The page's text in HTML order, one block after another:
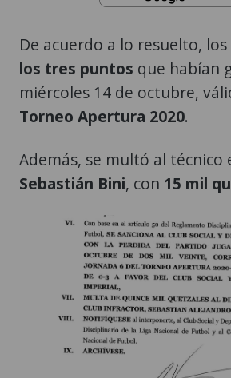
De acuerdo a lo resuelto,
los tres puntos que habían
miércoles 14 de octubre,
Torneo Apertura 2020.
Además, se multó al técnico
Sebastián Bini, con 15 mil